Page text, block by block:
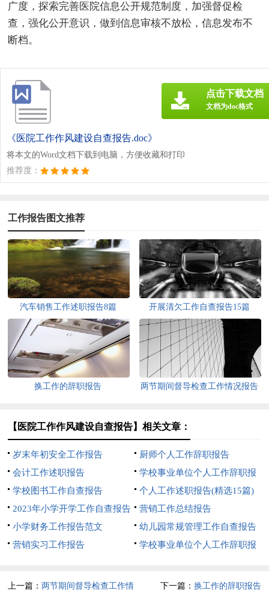
广度，探索完善医院信息公开规范制度，加强督促检
查，强化公开意识，做到信息审核不放松，信息发布不
断档。
《医院工作作风建设自查报告.doc》
将本文的Word文档下载到电脑，方便收藏和打印
推荐度：
点击下载文档
文档为doc格式
工作报告图文推荐
汽车销售工作述职报告8篇 开展清欠工作自查报告15篇
换工作的辞职报告
两节期间督导检查工作情况报告
【医院工作作风建设自查报告】相关文章：
岁末年初安全工作报告
厨师个人工作辞职报告
会计工作述职报告
学校事业单位个人工作辞职报
告
学校图书工作自查报告
个人工作述职报告(精选15篇)
2023年小学开学工作自查报告
营销工作总结报告
小学财务工作报告范文
幼儿园常规管理工作自查报告
(5篇)
营销实习工作报告
学校事业单位个人工作辞职报
上一篇： 两节期间督导检查工作情 下一篇： 换工作的辞职报告